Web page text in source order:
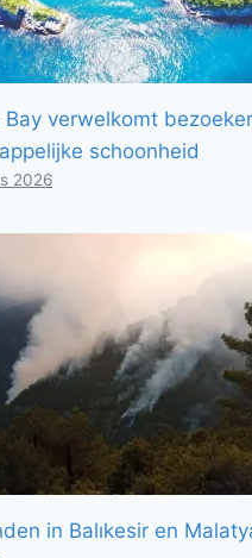
Bay verwelkomt
schoonheid
2026
in Balıkesir en